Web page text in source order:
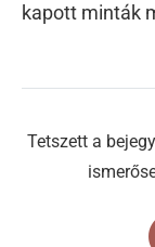
kapott minták
Tetszett a